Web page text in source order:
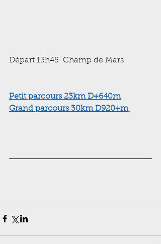
Départ 13h45  Champ de Mars
Petit parcours 23km D+640m
Grand parcours 30km D920+m